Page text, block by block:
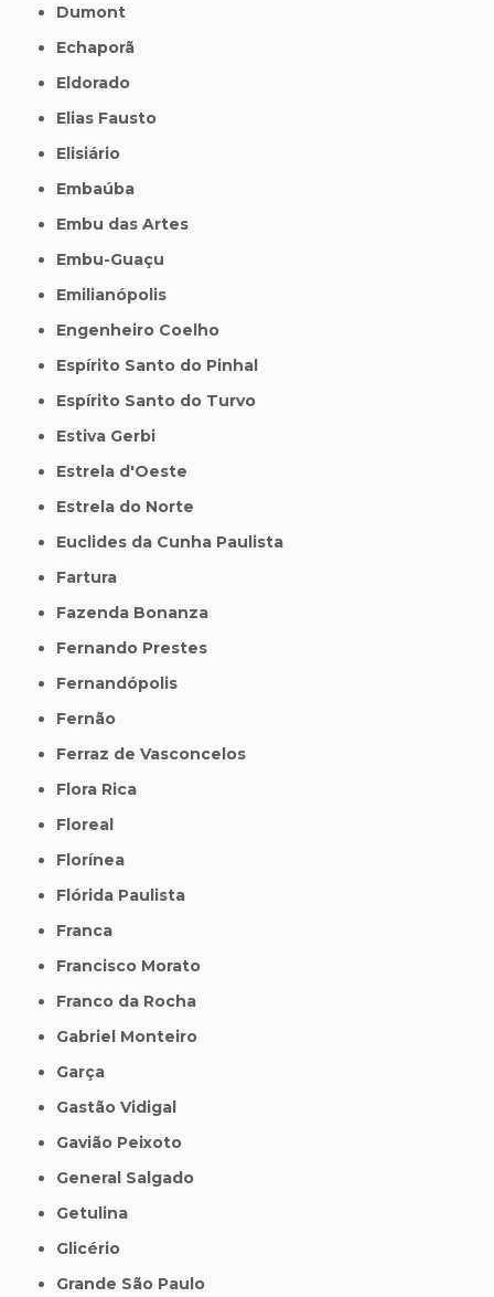
Dumont
Echaporã
Eldorado
Elias Fausto
Elisiário
Embaúba
Embu das Artes
Embu-Guaçu
Emilianópolis
Engenheiro Coelho
Espírito Santo do Pinhal
Espírito Santo do Turvo
Estiva Gerbi
Estrela d'Oeste
Estrela do Norte
Euclides da Cunha Paulista
Fartura
Fazenda Bonanza
Fernando Prestes
Fernandópolis
Fernão
Ferraz de Vasconcelos
Flora Rica
Floreal
Florínea
Flórida Paulista
Franca
Francisco Morato
Franco da Rocha
Gabriel Monteiro
Garça
Gastão Vidigal
Gavião Peixoto
General Salgado
Getulina
Glicério
Grande São Paulo